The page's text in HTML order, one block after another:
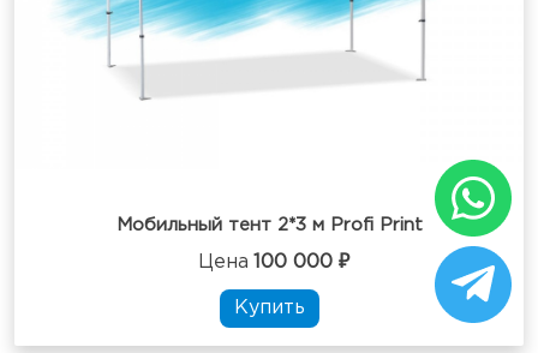
Мобильный тент 2*3 м Profi Print
Цена 100 000 ₽
Купить